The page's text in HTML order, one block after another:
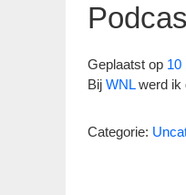
Geplaatst op 10
Bij WNLwerd ik
Categorie: